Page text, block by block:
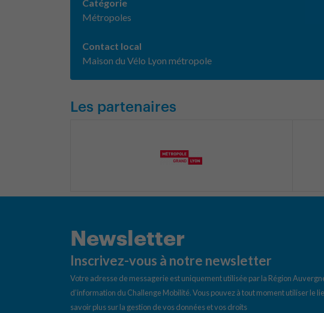
Catégorie
Métropoles
Contact local
Maison du Vélo Lyon métropole
Les partenaires
Newsletter
Inscrivez-vous à notre newsletter
Votre adresse de messagerie est uniquement utilisée par la Région
d’information du Challenge Mobilité. Vous pouvez à tout moment utiliser le
savoir plus sur la gestion de vos données et vos droits